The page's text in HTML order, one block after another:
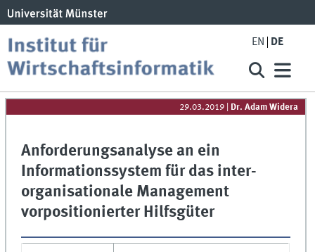
EN DE
29.03.2019 Dr. Adam Widera
Anforderungsanalyse an ein
Informationssystem für das inter-
organisationale Management
vorpositionierter Hilfsgüter